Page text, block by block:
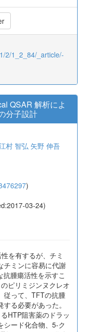
2/1_2_84/_article/-
QSAR 解析によ
分子設計
村 智弘 矢野 伸吾
)
03-24)
を有するが、チミ
チミンに容易に代謝
腫瘍活性を示すこ
ピリミジンヌクレオ
従って、TFTの抗腫
る必要があった。
HTP阻害薬のドラッ
シード化合物、5-ク